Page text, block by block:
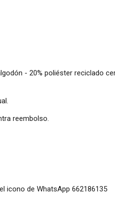
- 20% poliéster reciclado
reembolso.
icono de WhatsApp 662186135